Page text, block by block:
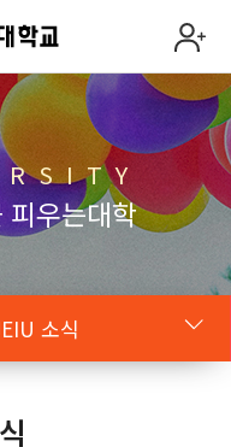
S I T Y
피우는대학
소식